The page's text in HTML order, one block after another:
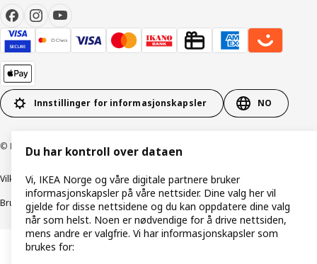
Innstillinger for informasjonskapsler NO
© Inter IKEA Systems B.V. 1999–2026
Vilkår og betingelserRetningslinjer for personvern
Bruk av informasjonskapsler (Cookies)Retningslinjer for ansvarlig avsløring
Du har kontroll over dataen
Vi, IKEA Norge og våre digitale partnere bruker
informasjonskapsler på våre nettsider. Dine valg her vil
gjelde for disse nettsidene og du kan oppdatere dine valg
når som helst. Noen er nødvendige for å drive nettsiden,
mens andre er valgfrie. Vi har informasjonskapsler som
brukes for: